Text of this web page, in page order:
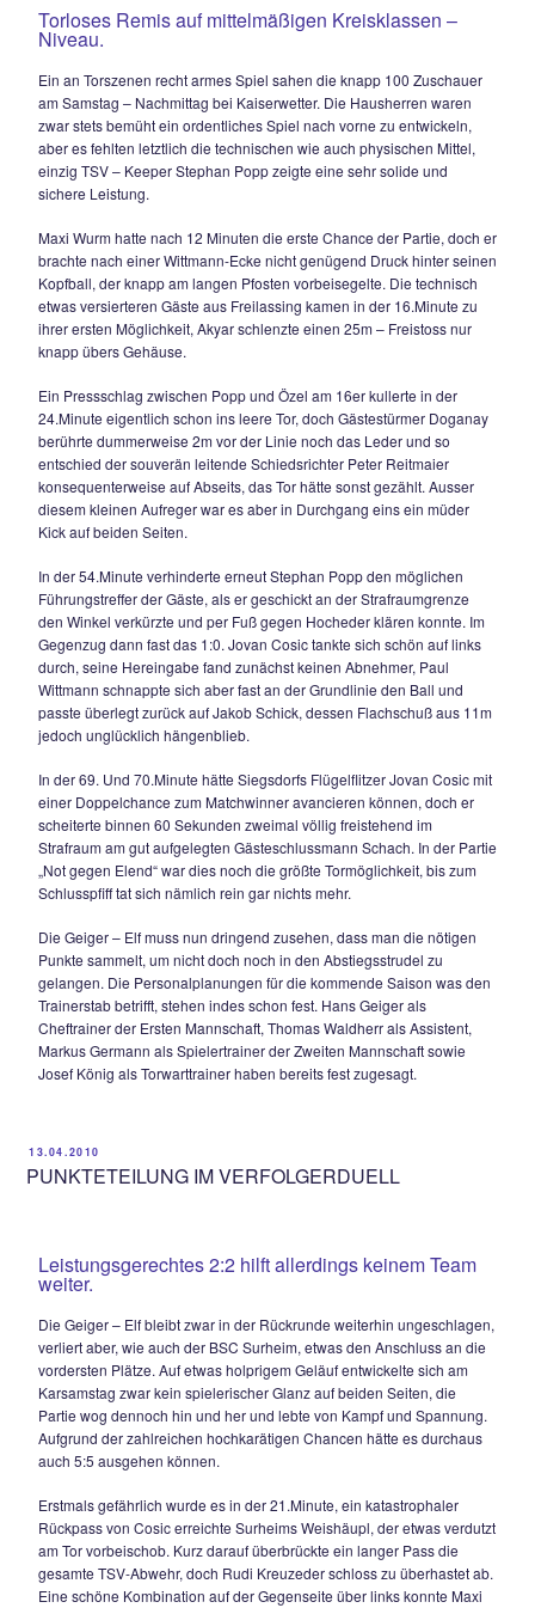
weiten Scheck – Ecke völlig freistehend aus 12m mit einem
Flachschuß in den Abwehrbeinen der Gäste hängenblieb.
20m-Fernschuß sowie Rupert Knerr per Kopfball
knapp.
Doch auch der TSV Berchtesgaden versteckte sich nicht,
probierte es nach einem langen Pass mit einem Lupfer
Eisenbichler, es blieb beim Versuch. In der 22.Minute
Wurm per Direktschuss aus 16m zum ersten Mal die
Torgehäuses. Thomas Scheck schickte Andi Frauendienst
Gasse, dieser scheiterte aus etwas spitzem Winkel an
Pretzsch (33.). Kurz vor der Halbzeit zog auch Jakob
Auch in Durchgang zwei blieben die Hausherren zwar
agierten aber v.a. im Spielaufbau zu umständlich und
auch noch viel Pech im Abschluss. Wie aus dem Nichts fiel
69.Minute das 0:2, einen Abpraller nahm der kurz zuvor
eingewechselte Ibo Tas direkt und zirkelte das Leder
25m exakt ins linke untere Eck.
Die rief wiederum Pechvogel Maxi Wurm auf den Plan, der
76.Minute per Fernschuss und in der 77.Minute per
am Aluminium scheiterte. Seinen unermüdlichen Einsatz
sich aber dann doch noch in der 79.Minute mit dem 1:2-
Anschlusstreffer, eine mustergültige Hereingabe auf links
Rückkehrer Thomas Waldherr nickte Wurm per Kopf aus
das Aufbäumen der Heimelf kam etwas zu spät, die Gäste
Berchtesgaden schaukelten den Dreier in der
und Geschick nach Hause.
25.04.2010
FUSSBALL – MAGERKOST IN SIEGSDORF
Ein an Torszenen recht armes Spiel sahen die knapp 100
aber es fehlten letztlich die technischen wie auch
einzig TSV – Keeper Stephan Popp zeigte eine sehr solide
Maxi Wurm hatte nach 12 Minuten die erste Chance der
brachte nach einer Wittmann-Ecke nicht genügend Druck
Kopfball, der knapp am langen Pfosten vorbeisegelte. Die
etwas versierteren Gäste aus Freilassing kamen in der
knapp übers Gehäuse.
Ein Pressschlag zwischen Popp und Özel am 16er kullerte
24.Minute eigentlich schon ins leere Tor, doch